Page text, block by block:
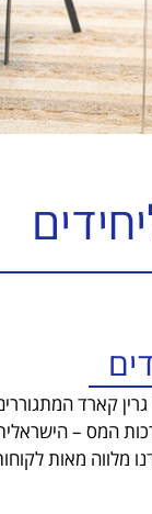
קארד
המס – הישראלית
מלווה מאות